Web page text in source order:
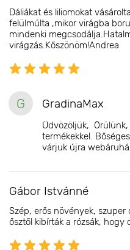
Dáliákat és liliomokat
felülmúlta ,mikor virágba
mindenki
virágzás.Kőszönöm!Andrea
G GradinaMax
Üdvözöljük,
termékekkel.
várjuk újra
Gábor Istvánné
Szép, erős növények,
ősztől kibírták a rózsák, hogy